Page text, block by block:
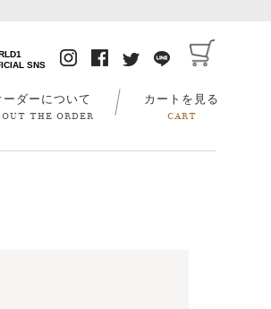
SNS
ーダーについて
THE ORDER
カートを見る
CART